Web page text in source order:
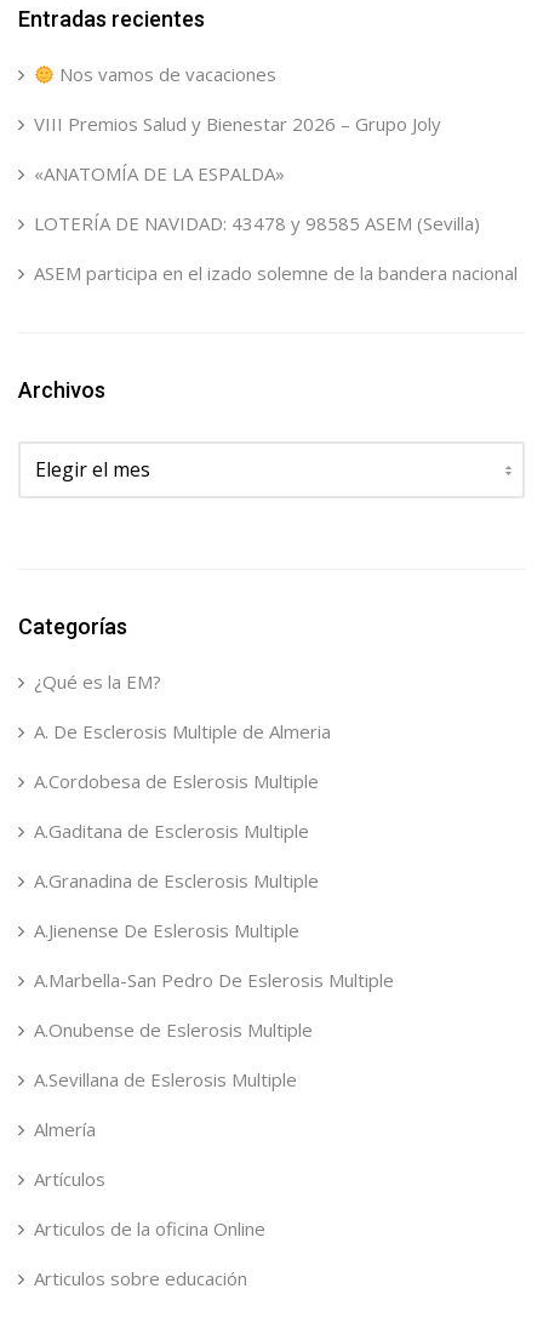
Entradas recientes
Nos vamos de vacaciones
VIII Premios Salud y Bienestar 2026 – Grupo Joly
«ANATOMÍA DE LA ESPALDA»
LOTERÍA DE NAVIDAD: 43478 y 98585 ASEM (Sevilla)
ASEM participa en el izado solemne de la bandera nacional
Archivos
Archivos
Categorías
¿Qué es la EM?
A. De Esclerosis Multiple de Almeria
A.Cordobesa de Eslerosis Multiple
A.Gaditana de Esclerosis Multiple
A.Granadina de Esclerosis Multiple
A.Jienense De Eslerosis Multiple
A.Marbella-San Pedro De Eslerosis Multiple
A.Onubense de Eslerosis Multiple
A.Sevillana de Eslerosis Multiple
Almería
Artículos
Articulos de la oficina Online
Articulos sobre educación